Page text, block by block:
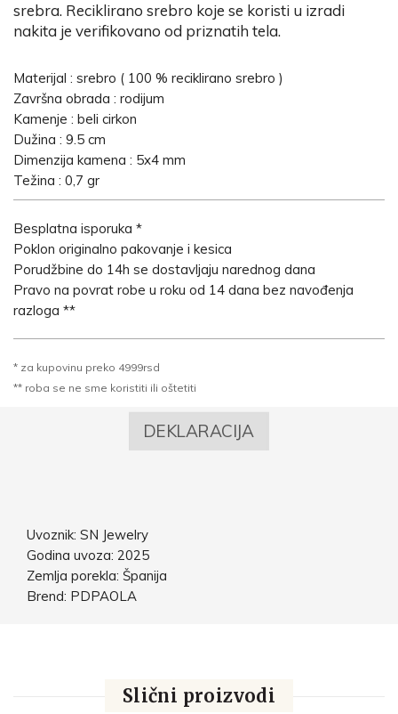
srebra. Reciklirano srebro koje se koristi u izradi
nakita je verifikovano od priznatih tela.
Materijal : srebro ( 100 % reciklirano srebro )
Završna obrada : rodijum
Kamenje : beli cirkon
Dužina : 9.5 cm
Dimenzija kamena : 5x4 mm
Težina : 0,7 gr
Besplatna isporuka *
Poklon originalno pakovanje i kesica
Porudžbine do 14h se dostavljaju narednog dana
Pravo na povrat robe u roku od 14 dana bez navođenja
razloga **
* za kupovinu preko 4999rsd
** roba se ne sme koristiti ili oštetiti
DEKLARACIJA
Uvoznik: SN Jewelry
Godina uvoza: 2025
Zemlja porekla: Španija
Brend: PDPAOLA
Slični proizvodi